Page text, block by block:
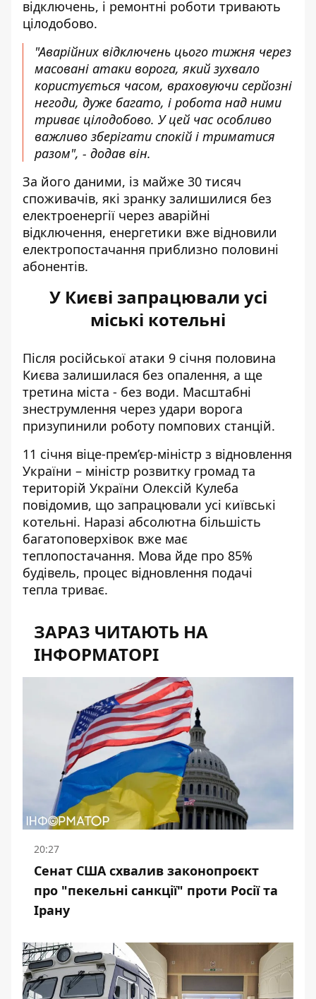
відключень, і ремонтні роботи тривають
цілодобово.
"Аварійних відключень цього тижня через
масовані атаки ворога, який зухвало
користується часом, враховуючи серйозні
негоди, дуже багато, і робота над ними
триває цілодобово. У цей час особливо
важливо зберігати спокій і триматися
разом", - додав він.
За його даними, із майже 30 тисяч
споживачів, які зранку залишилися без
електроенергії через аварійні
відключення, енергетики вже відновили
електропостачання приблизно половині
абонентів.
У Києві запрацювали усі
міські котельні
Після російської атаки 9 січня половина
Києва залишилася без опалення, а ще
третина міста - без води. Масштабні
знеструмлення через удари ворога
призупинили роботу помпових станцій.
11 січня віце-прем’єр-міністр з відновлення
України – міністр розвитку громад та
територій України Олексій Кулеба
повідомив, що запрацювали усі київські
котельні. Наразі абсолютна більшість
багатоповерхівок вже має
теплопостачання. Мова йде про 85%
будівель, процес відновлення подачі
тепла триває.
ЗАРАЗ ЧИТАЮТЬ НА
ІНФОРМАТОРІ
20:27
Сенат США схвалив законопроєкт
про "пекельні санкції" проти Росії та
Ірану